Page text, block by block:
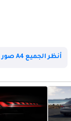
أنظر الجميع A4 صور